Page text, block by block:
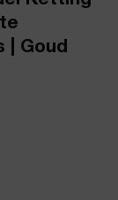
| Goud